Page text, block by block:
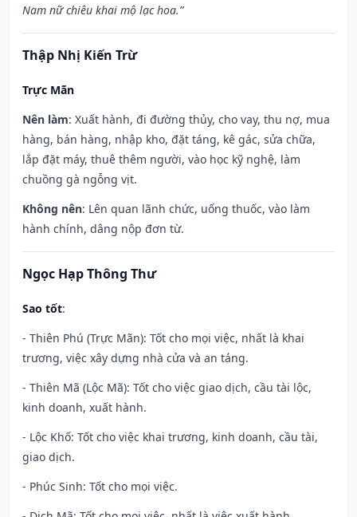
Nam nữ chiêu khai mộ lạc hoa.”
Thập Nhị Kiến Trừ
Trực Mãn
Nên làm: Xuất hành, đi đường thủy, cho vay, thu nợ, mua
hàng, bán hàng, nhập kho, đặt táng, kê gác, sửa chữa,
lắp đặt máy, thuê thêm người, vào học kỹ nghệ, làm
chuồng gà ngỗng vịt.
Không nên: Lên quan lãnh chức, uống thuốc, vào làm
hành chính, dâng nộp đơn từ.
Ngọc Hạp Thông Thư
Sao tốt:
- Thiên Phú (Trực Mãn): Tốt cho mọi việc, nhất là khai
trương, việc xây dựng nhà cửa và an táng.
- Thiên Mã (Lộc Mã): Tốt cho việc giao dịch, cầu tài lộc,
kinh doanh, xuất hành.
- Lộc Khố: Tốt cho việc khai trương, kinh doanh, cầu tài,
giao dịch.
- Phúc Sinh: Tốt cho mọi việc.